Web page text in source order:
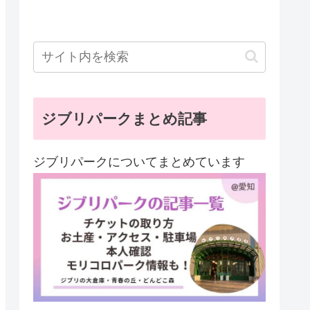
ジブリパークまとめ記事
ジブリパークについてまとめています